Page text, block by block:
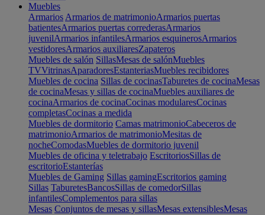
Muebles
Armarios Armarios de matrimonioArmarios puertas
batientesArmarios puertas correderasArmarios
juvenilArmarios infantilesArmarios esquinerosArmarios
vestidoresArmarios auxiliaresZapateros
Muebles de salón SillasMesas de salónMuebles
TVVitrinasAparadoresEstanteriasMuebles recibidores
Muebles de cocina Sillas de cocinasTaburetes de cocinaMesas
de cocinaMesas y sillas de cocinaMuebles auxiliares de
cocinaArmarios de cocinaCocinas modularesCocinas
completasCocinas a medida
Muebles de dormitorio Camas matrimonioCabeceros de
matrimonioArmarios de matrimonioMesitas de
nocheComodasMuebles de dormitorio juvenil
Muebles de oficina y teletrabajo EscritoriosSillas de
escritorioEstanterías
Muebles de Gaming Sillas gamingEscritorios gaming
Sillas TaburetesBancosSillas de comedorSillas
infantilesComplementos para sillas
Mesas Conjuntos de mesas y sillasMesas extensiblesMesas